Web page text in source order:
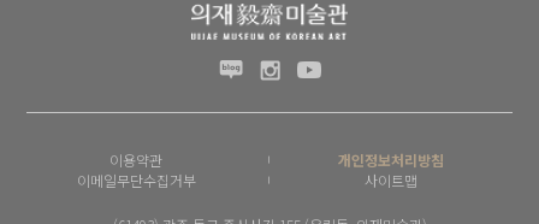
이용약관
개인정보처리방침
이메일무단수집거부
사이트맵